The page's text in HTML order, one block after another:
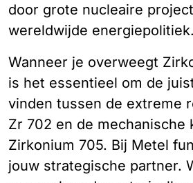
door grote nucleaire
wereldwijde energiepolitiek.
Wanneer je overweegt
is het essentieel om de
vinden tussen de extreme
Zr 702 en de mechanische
Zirkonium 705. Bij Metel
jouw strategische partner.